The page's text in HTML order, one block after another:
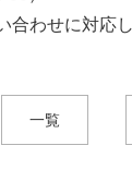
わせに対応し
一覧